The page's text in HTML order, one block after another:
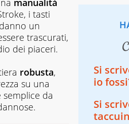
manualità
i tasti
un
trascurati,
dei piaceri.
robusta,
su una
semplice da
Si
io
Si